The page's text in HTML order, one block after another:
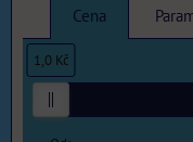
Cena
1,0 Kč